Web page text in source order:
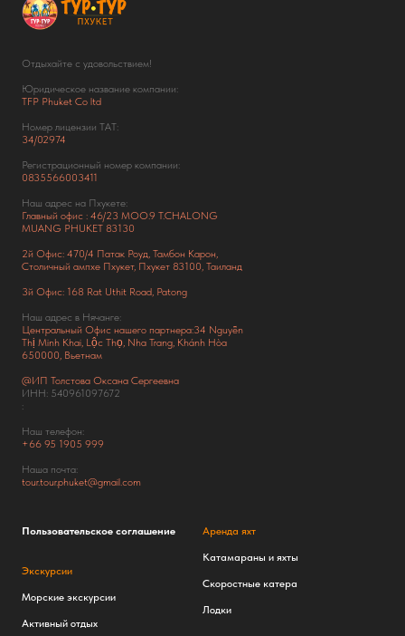
Отдыхайте с удовольствием!
Юридическое название компании:
TFP Phuket Co ltd
Номер лицензии ТАТ:
34/02974
Регистрационный номер компании:
0835566003411
Наш адрес на Пхукете:
Главный офис : 46/23 MOO.9 T.CHALONG
MUANG PHUKET 83130
2й Офис: 470/4 Патак Роуд, Тамбон Карон,
Столичный ампхе Пхукет, Пхукет 83100, Таиланд
3й Офис: 168 Rat Uthit Road, Patong
Наш адрес в Нячанге:
Центральный Офис нашего партнера:34 Nguyễn
Thị Minh Khai, Lộc Thọ, Nha Trang, Khánh Hòa
650000, Вьетнам
@ИП Толстова Оксана Сергеевна
ИНН: 540961097672
:
Наш телефон:
+66 95 1905 999
Наша почта:
tour.tour.phuket@gmail.com
Пользовательское соглашение
Экскурсии
Морские экскурсии
Активный отдых
Аренда яхт
Катамараны и яхты
Скоростные катера
Лодки